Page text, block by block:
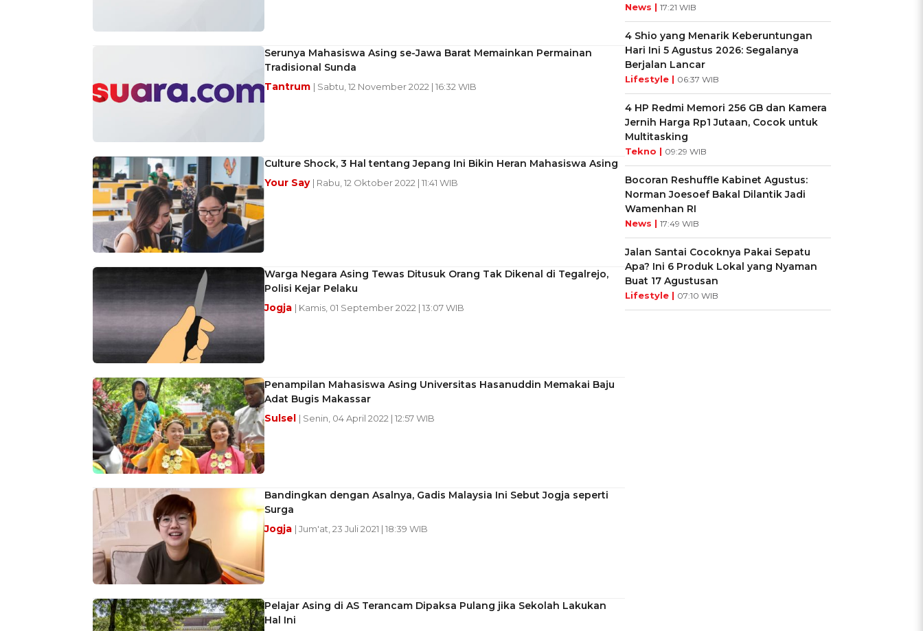
Serunya Mahasiswa Asing se-Jawa Barat Memainkan Permainan
Tradisional Sunda
Tantrum | Sabtu, 12 November 2022 | 16:32 WIB
Culture Shock, 3 Hal tentang Jepang Ini Bikin Heran Mahasiswa Asing
Your Say | Rabu, 12 Oktober 2022 | 11:41 WIB
Warga Negara Asing Tewas Ditusuk Orang Tak Dikenal di Tegalrejo,
Polisi Kejar Pelaku
Jogja | Kamis, 01 September 2022 | 13:07 WIB
Penampilan Mahasiswa Asing Universitas Hasanuddin Memakai Baju
Adat Bugis Makassar
Sulsel | Senin, 04 April 2022 | 12:57 WIB
Bandingkan dengan Asalnya, Gadis Malaysia Ini Sebut Jogja seperti
Surga
Jogja | Jum'at, 23 Juli 2021 | 18:39 WIB
Pelajar Asing di AS Terancam Dipaksa Pulang jika Sekolah Lakukan
Hal Ini
News | 17:21 WIB
4 Shio yang Menarik Keberuntungan
Hari Ini 5 Agustus 2026: Segalanya
Berjalan Lancar
Lifestyle | 06:37 WIB
4 HP Redmi Memori 256 GB dan Kamera
Jernih Harga Rp1 Jutaan, Cocok untuk
Multitasking
Tekno | 09:29 WIB
Bocoran Reshuffle Kabinet Agustus:
Norman Joesoef Bakal Dilantik Jadi
Wamenhan RI
News | 17:49 WIB
Jalan Santai Cocoknya Pakai Sepatu
Apa? Ini 6 Produk Lokal yang Nyaman
Buat 17 Agustusan
Lifestyle | 07:10 WIB